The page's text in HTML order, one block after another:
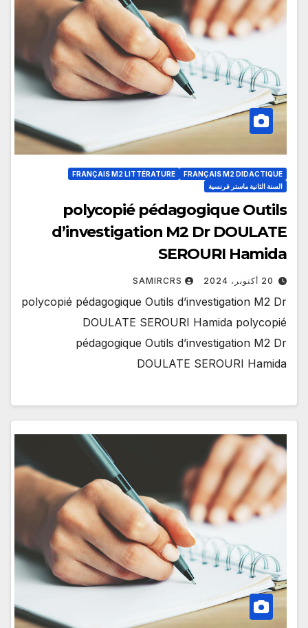
FRANÇAIS M2 DIDACTIQUE
FRANÇAIS M2 LITTÉRATURE
السنة الثانية ماستر فرنسية
polycopié pédagogique Outils
d’investigation M2 Dr DOULATE
SEROURI Hamida
20 أكتوبر، 2024 SAMIRCRS
polycopié pédagogique Outils d’investigation M2 Dr
DOULATE SEROURI Hamida polycopié
pédagogique Outils d’investigation M2 Dr
DOULATE SEROURI Hamida